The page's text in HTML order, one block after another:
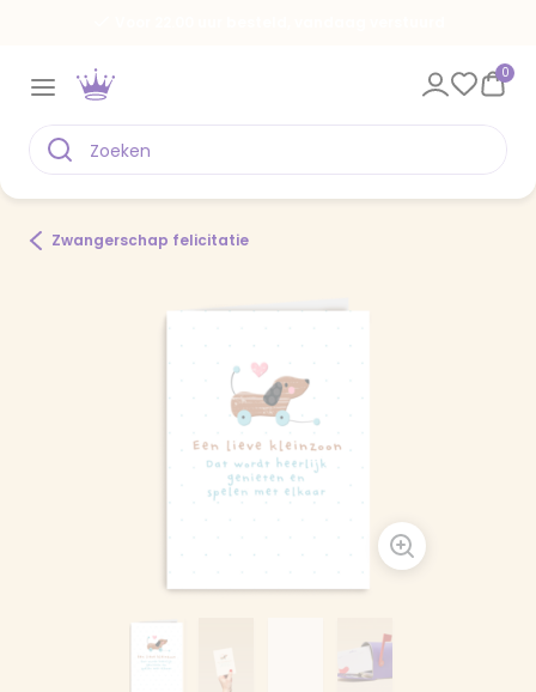
0
Zwangerschap felicitatie